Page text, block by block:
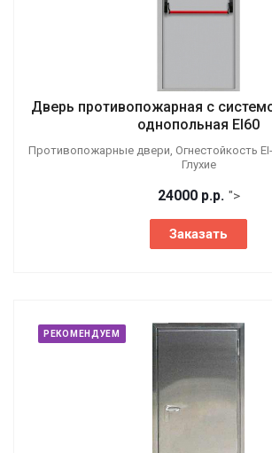
Дверь противопожарная с
однопольная EI60
Противопожарные двери, Огнестойкость
Глухие
24000 р.р. ">
Заказать
РЕКОМЕНДУЕМ